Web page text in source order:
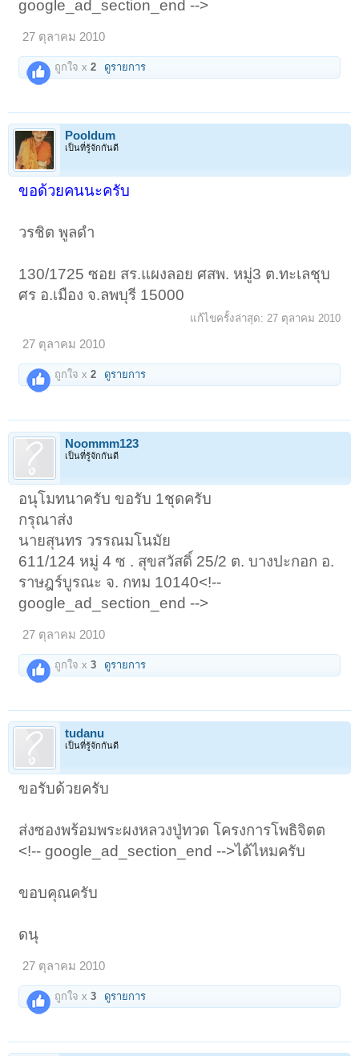
google_ad_section_end -->
27 ตุลาคม 2010
ถูกใจ x2 ดูรายการ
Pooldum
เป็นที่รู้จักกันดี
ขอด้วยคนนะครับ
วรชิต พูลดำ
130/1725 ซอย สร.แผงลอย ศสพ. หมู่3 ต.ทะเลชุบ
ศร อ.เมือง จ.ลพบุรี 15000
แก้ไขครั้งล่าสุด: 27 ตุลาคม 2010
27 ตุลาคม 2010
ถูกใจ x2 ดูรายการ
Noommm123
เป็นที่รู้จักกันดี
อนุโมทนาครับ ขอรับ 1ชุดครับ
กรุณาส่ง
นายสุนทร วรรณมโนมัย
611/124 หมู่ 4 ซ . สุขสวัสดิ์ 25/2 ต. บางปะกอก อ.
ราษฎร์บูรณะ จ. กทม 10140<!--
google_ad_section_end -->
27 ตุลาคม 2010
ถูกใจ x3 ดูรายการ
tudanu
เป็นที่รู้จักกันดี
ขอรับด้วยครับ
ส่งซองพร้อมพระผงหลวงปู่ทวด โครงการโพธิจิตต
<!-- google_ad_section_end -->ได้ไหมครับ
ขอบคุณครับ
ดนุ
27 ตุลาคม 2010
ถูกใจ x3 ดูรายการ